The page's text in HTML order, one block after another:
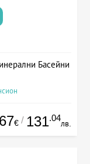
Басейни
67€ / 131.04
лв.